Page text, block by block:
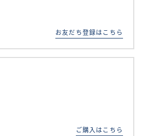
お友だち登録はこちら
ご購入はこちら